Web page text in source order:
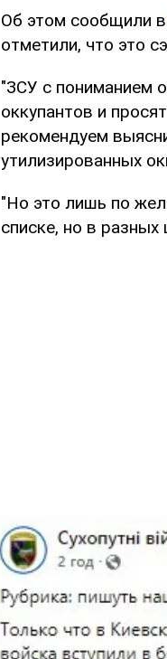
Об этом сообщили в
отметили, что это
"ЗСУ с пониманием
оккупантов и
рекомендуем
утилизированных
"Но это лишь по
списке, но в